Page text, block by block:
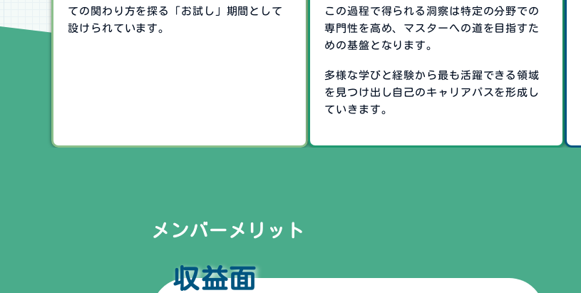
ての関わり方を探る「お試し」期間として
設けられています。
この過程で得られる洞察は特定の分野での
専門性を高め、マスターへの道を目指すた
めの基盤となります。
多様な学びと経験から最も活躍できる領域
を見つけ出し自己のキャリアパスを形成し
ていきます。
メンバーメリット
収益面